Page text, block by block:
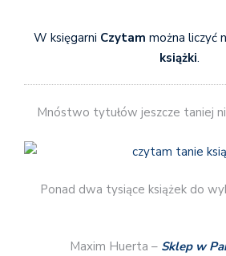
W księgarni Czytam można liczyć
książki.
Mnóstwo tytułów jeszcze taniej
Ponad dwa tysiące książek do
Maxim Huerta – Sklep w